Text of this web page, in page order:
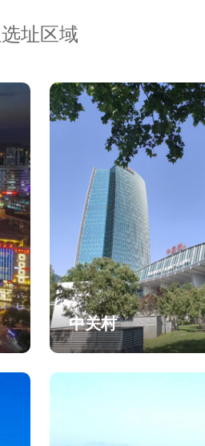
址区域
中关村